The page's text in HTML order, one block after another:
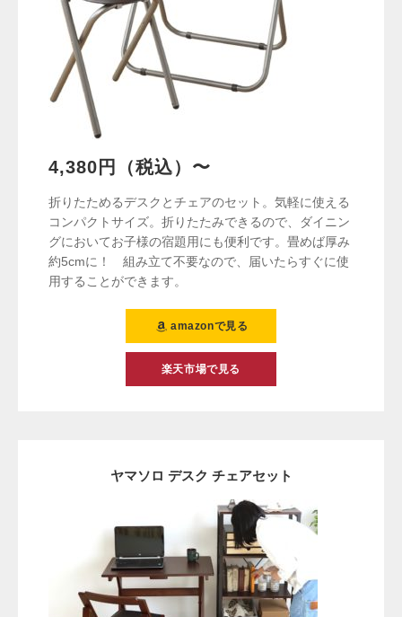
4,380円（税込）〜
折りたためるデスクとチェアのセット。気軽に使える
コンパクトサイズ。折りたたみできるので、ダイニン
グにおいてお子様の宿題用にも便利です。畳めば厚み
約5cmに！ 組み立て不要なので、届いたらすぐに使
用することができます。
amazonで見る
楽天市場で見る
ヤマソロ デスク チェアセット